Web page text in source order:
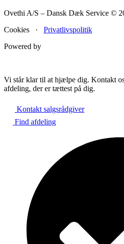
Ovethi A/S – Dansk Dæk Service ©
Cookies · Privatlivspolitik
Powered by
Vi står klar til at hjælpe dig. Kontakt
afdeling, der er tættest på dig.
Kontakt salgsrådgiver
Find afdeling